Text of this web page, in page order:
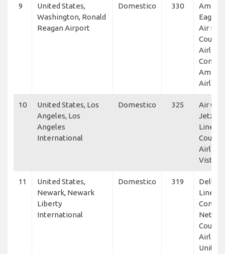
9
United States,
Washington, Ronald
Reagan Airport
Domestico 330
Eagle,
Air
Airlines
10
United States, Los
Angeles, Los
Angeles
International
Domestico 325
Air
Jetz,
Lines,
Vista
11
United States,
Newark, Newark
Liberty
International
Domestico 319
Delta
Lines,
United